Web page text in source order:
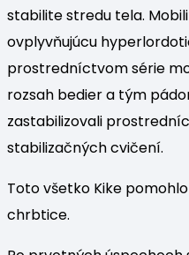
stabilite stredu tela.
ovplyvňujúcu
prostredníctvom série
rozsah bedier a tým
zastabilizovali
stabilizačných cvičení.
Toto všetko Kike
chrbtice.